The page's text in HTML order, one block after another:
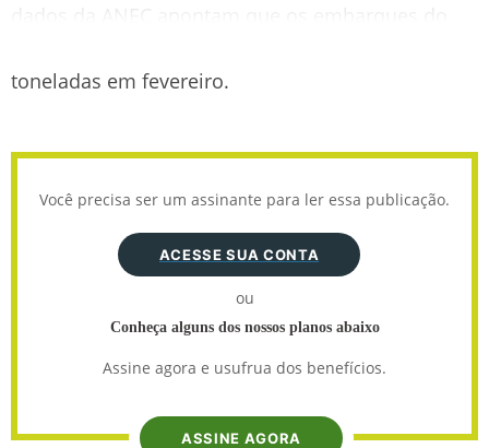
dados da ANEC apontam que os embarques do
toneladas em fevereiro.
Você precisa ser um assinante para ler essa publicação.
ACESSE SUA CONTA
ou
Conheça alguns dos nossos planos abaixo
Assine agora e usufrua dos benefícios.
ASSINE AGORA